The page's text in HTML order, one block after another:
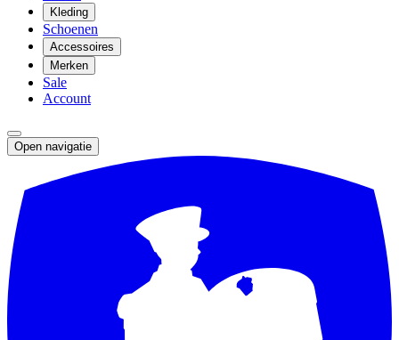
Kleding
Schoenen
Accessoires
Merken
Sale
Account
Open navigatie